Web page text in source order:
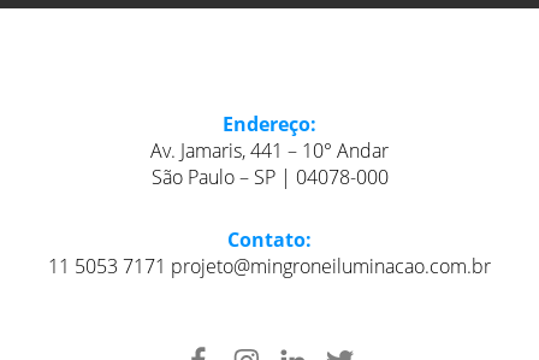
Endereço:
Av. Jamaris, 441 – 10° Andar
São Paulo – SP | 04078-000
Contato:
11 5053 7171 projeto@mingroneiluminacao.com.br